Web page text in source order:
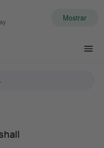
Mostrar